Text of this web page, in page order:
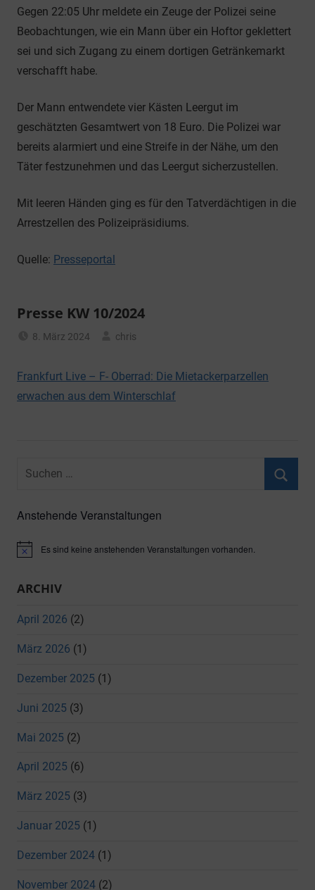
Gegen 22:05 Uhr meldete ein Zeuge der Polizei seine
Beobachtungen, wie ein Mann über ein Hoftor geklettert
sei und sich Zugang zu einem dortigen Getränkemarkt
verschafft habe.
Der Mann entwendete vier Kästen Leergut im
geschätzten Gesamtwert von 18 Euro. Die Polizei war
bereits alarmiert und eine Streife in der Nähe, um den
Täter festzunehmen und das Leergut sicherzustellen.
Mit leeren Händen ging es für den Tatverdächtigen in die
Arrestzellen des Polizeipräsidiums.
Quelle: Presseportal
Presse KW 10/2024
8. März 2024
chris
Frankfurt Live – F- Oberrad: Die Mietackerparzellen
erwachen aus dem Winterschlaf
Suchen
Anstehende Veranstaltungen
HinweisEs sind keine anstehenden Veranstaltungen vorhanden.
ARCHIV
April 2026 (2)
März 2026 (1)
Dezember 2025 (1)
Juni 2025 (3)
Mai 2025 (2)
April 2025 (6)
März 2025 (3)
Januar 2025 (1)
Dezember 2024 (1)
November 2024 (2)